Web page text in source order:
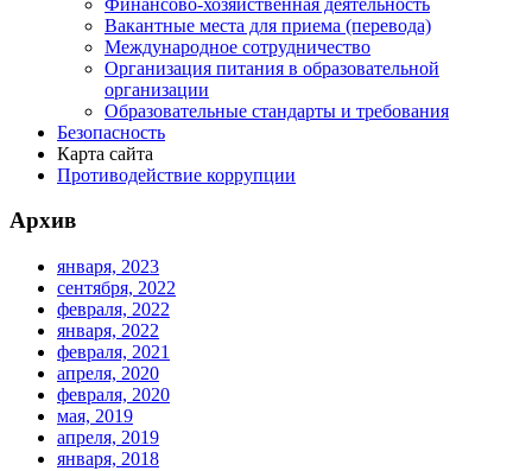
Вакантные места для приема (перевода)
Международное сотрудничество
Организация питания в образовательной
организации
Образовательные стандарты и требования
Безопасность
Карта сайта
Противодействие коррупции
Архив
января, 2023
сентября, 2022
февраля, 2022
января, 2022
февраля, 2021
апреля, 2020
февраля, 2020
мая, 2019
апреля, 2019
января, 2018